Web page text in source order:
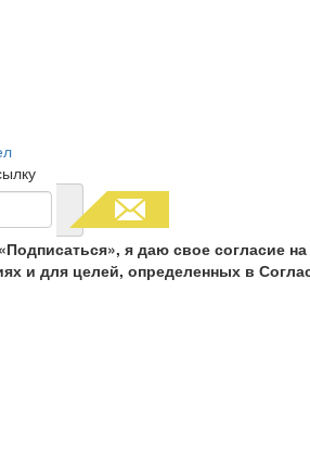
я даю свое согласие
и для целей, определенных в